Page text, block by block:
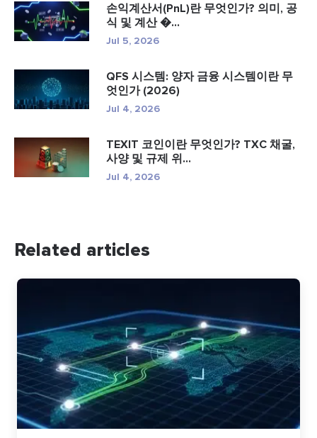
손익계산서(PnL)란 무엇인가? 의미, 공
식 및 계산 �...
Jul 5, 2026
QFS 시스템: 양자 금융 시스템이란 무
엇인가 (2026)
Jul 4, 2026
TEXIT 코인이란 무엇인가? TXC 채굴,
사양 및 규제 위...
Jul 4, 2026
Related articles